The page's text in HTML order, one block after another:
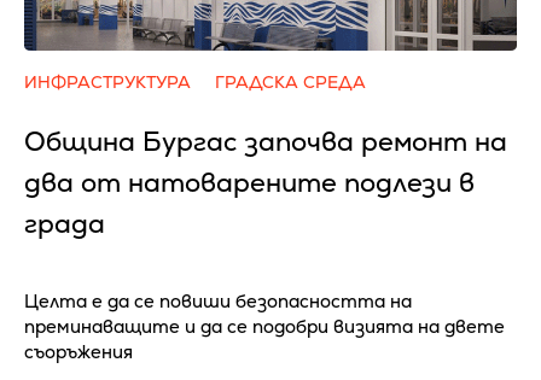
ИНФРАСТРУКТУРА ГРАДСКА СРЕДА
Община Бургас започва ремонт на
два от натоварените подлези в
града
Целта е да се повиши безопасността на
преминаващите и да се подобри визията на двете
съоръжения